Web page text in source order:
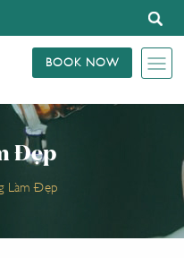
BOOK NOW
Đẹp
Làm Đẹp